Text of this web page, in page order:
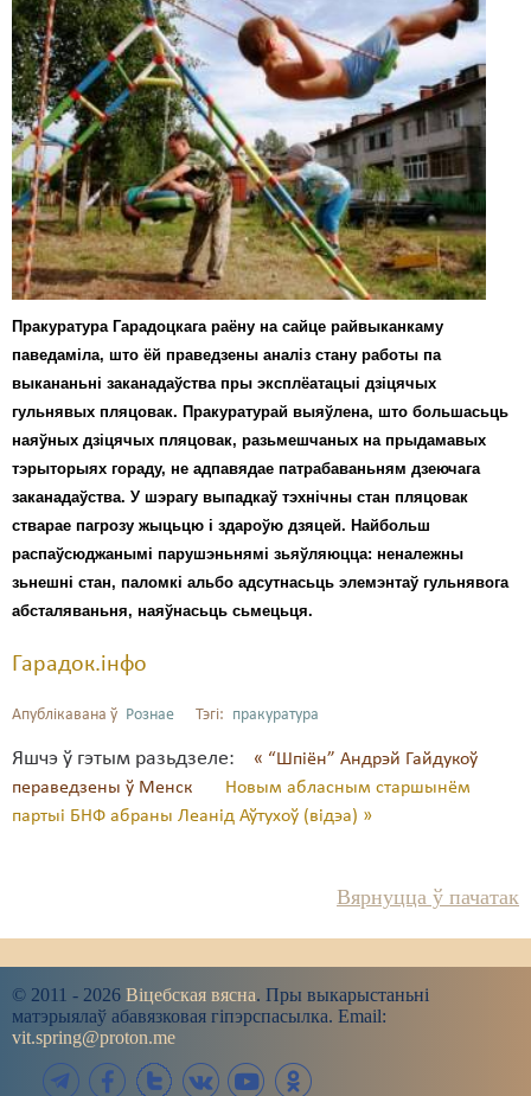
Пракуратура Гарадоцкага раёну на сайце райвыканкаму
паведаміла, што ёй праведзены аналіз стану работы па
выкананьні заканадаўства пры эксплёатацыі дзіцячых
гульнявых пляцовак. Пракуратурай выяўлена, што большасьць
наяўных дзіцячых пляцовак, разьмешчаных на прыдамавых
тэрыторыях гораду, не адпавядае патрабаваньням дзеючага
заканадаўства. У шэрагу выпадкаў тэхнічны стан пляцовак
стварае пагрозу жыцьцю і здароўю дзяцей. Найбольш
распаўсюджанымі парушэньнямі зьяўляюцца: неналежны
зьнешні стан, паломкі альбо адсутнасьць элемэнтаў гульнявога
абсталяваньня, наяўнасьць сьмецьця.
Гарадок.інфо
Апублікавана ў Рознае Тэгі: пракуратура
Яшчэ ў гэтым разьдзеле:
« “Шпіён” Андрэй Гайдукоў
пераведзены ў Менск
Новым абласным старшынём
партыі БНФ абраны Леанід Аўтухоў (відэа) »
Вярнуцца ў пачатак
© 2011 - 2026 Віцебская вясна. Пры выкарыстаньні
матэрыялаў абавязковая гіпэрспасылка. Email:
vit.spring@proton.me
Карная псыхіятрыя
КПЧ ААН
Культурныя правы
ЛПП
Мігранты
Мірныя сходы
Палітвязьні
Праваабаронцы
Правы дзіцяці
Пэнітэнцыярная сыстэма
Распальваньне варожасьці
Рознае
Свабода слова
Свабода сумленьня
Сьмяротнае пакараньне
Экалёгія